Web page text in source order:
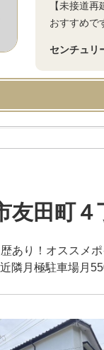
【未接道
おすすめで
センチュリ
友田町
歴あり！オススメ
隣月極駐車場月